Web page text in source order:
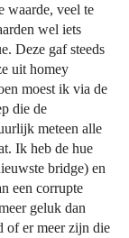
waarde, veel te
wel iets
Deze gaf steeds
uit homey
moest ik via de
die de
meteen alle
Ik heb de hue
bridge) en
een corrupte
geluk dan
of er meer zijn die